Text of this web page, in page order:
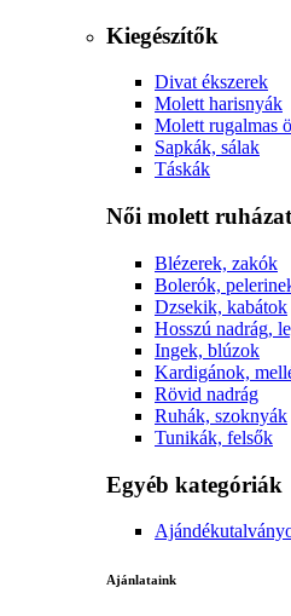
Kiegészítők
Divat ékszerek
Molett harisnyák
Molett rugalmas
Sapkák, sálak
Táskák
Női molett ruházat
Blézerek, zakók
Bolerók,
Dzsekik, kabátok
Hosszú nadrág,
Ingek, blúzok
Kardigánok,
Rövid nadrág
Ruhák, szoknyák
Tunikák, felsők
Egyéb kategóriák
Ajánlataink